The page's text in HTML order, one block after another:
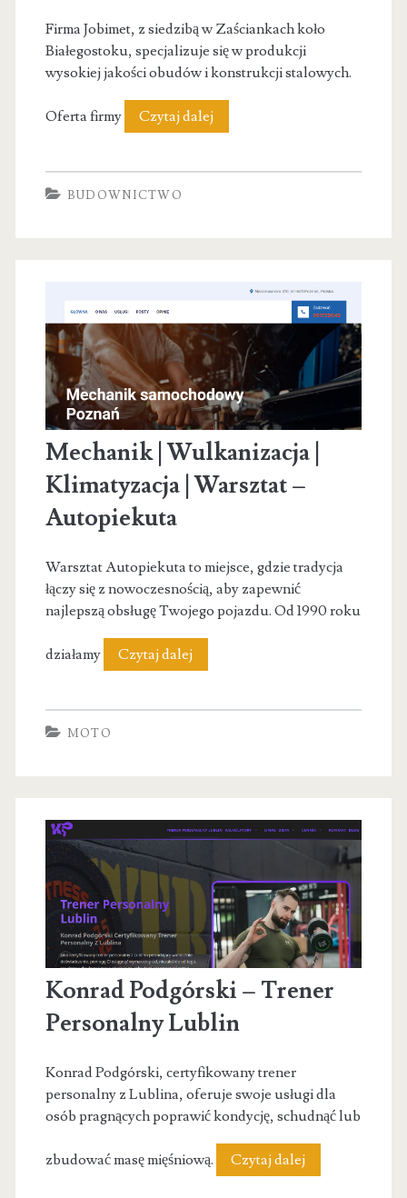
Firma Jobimet, z siedzibą w Zaściankach koło
Białegostoku, specjalizuje się w produkcji
wysokiej jakości obudów i konstrukcji stalowych.
Oferta firmy Czytaj dalejJobimet
BUDOWNICTWO
Mechanik | Wulkanizacja |
Klimatyzacja | Warsztat –
Autopiekuta
Warsztat Autopiekuta to miejsce, gdzie tradycja
łączy się z nowoczesnością, aby zapewnić
najlepszą obsługę Twojego pojazdu. Od 1990 roku
działamy Czytaj dalejMechanik
|
–
Autopiekuta
MOTO
Konrad Podgórski – Trener
Personalny Lublin
Konrad Podgórski, certyfikowany trener
personalny z Lublina, oferuje swoje usługi dla
osób pragnących poprawić kondycję, schudnąć lub
zbudować masę mięśniową. Czytaj dalejKonrad